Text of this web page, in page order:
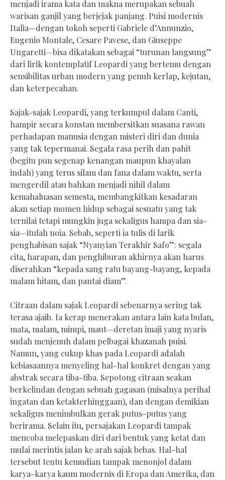
menjadi irama kata dan makna merupakan sebuah
warisan ganjil yang berjejak panjang. Puisi modernis
Italia—dengan tokoh seperti Gabriele d’Annunzio,
Eugenio Montale, Cesare Pavese, dan Giuseppe
Ungaretti—bisa dikatakan sebagai “turunan langsung”
dari lirik kontemplatif Leopardi yang bertemu dengan
sensibilitas urban modern yang penuh kerlap, kejutan,
dan keterpecahan.
Sajak-sajak Leopardi, yang terkumpul dalam Canti,
hampir secara konstan membersitkan suasana rawan
perhadapan manusia dengan misteri diri dan dunia
yang tak tepermanai. Segala rasa perih dan pahit
(begitu pun segenap kenangan maupun khayalan
indah) yang terus silam dan fana dalam waktu, serta
mengerdil atau bahkan menjadi nihil dalam
kemahaluasan semesta, membangkitkan kesadaran
akan setiap momen hidup sebagai sesuatu yang tak
ternilai tetapi mungkin juga sekaligus hampa dan sia-
sia—itulah noia. Sebab, seperti ia tulis di larik
penghabisan sajak “Nyanyian Terakhir Safo”: segala
cita, harapan, dan penghiburan akhirnya akan harus
diserahkan “kepada sang ratu bayang-bayang, kepada
malam hitam, dan pantai diam”.
Citraan dalam sajak Leopardi sebenarnya sering tak
terasa ajaib. Ia kerap menerakan antara lain kata bulan,
mata, malam, mimpi, maut—deretan imaji yang nyaris
sudah menjenuh dalam pelbagai khazanah puisi.
Namun, yang cukup khas pada Leopardi adalah
kebiasaannya menyeling hal-hal konkret dengan yang
abstrak secara tiba-tiba. Sepotong citraan seakan
berkelindan dengan sebuah gagasan (misalnya perihal
ingatan dan ketakterhinggaan), dan dengan demikian
sekaligus menimbulkan gerak putus-putus yang
berirama. Selain itu, persajakan Leopardi tampak
mencoba melepaskan diri dari bentuk yang ketat dan
mulai merintis jalan ke arah sajak bebas. Hal-hal
tersebut tentu kemudian tampak menonjol dalam
karya-karya kaum modernis di Eropa dan Amerika, dan